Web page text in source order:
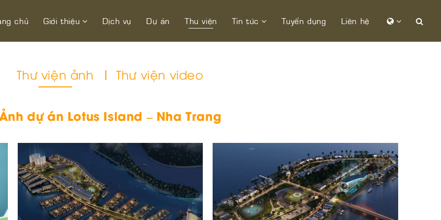
chủ Giới thiệu Dịch vụ Dự án Thư viện Tin tức Tuyển dụng Liên hệ
Thư viện ảnh Thư viện video
dự án Lotus Island – Nha Trang